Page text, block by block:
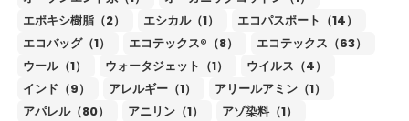
エポキシ樹脂（2）
エシカル（1）
エコパスポート（14）
エコバッグ（1）
エコテックス®（8）
エコテックス（63）
ウール（1）
ウォータジェット（1）
ウイルス（4）
インド（9）
アレルギー（1）
アリールアミン（1）
アパレル（80）
アニリン（1）
アゾ染料（1）